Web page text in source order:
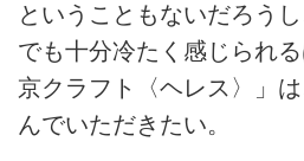
ということもないだろう
でも十分冷たく感じられ
京クラフト〈ヘレス〉」
んでいただきたい。